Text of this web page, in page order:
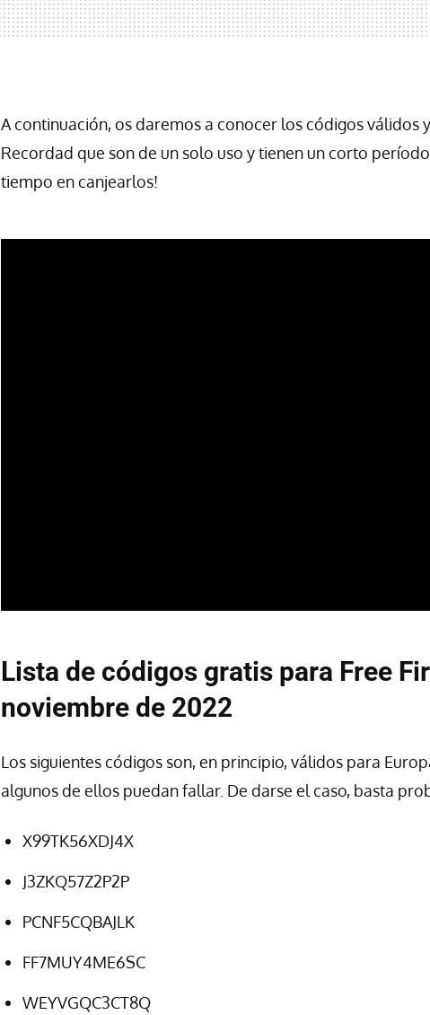
A continuación, os daremos a conocer los códigos válidos
Recordad que son de un solo uso y tienen un corto
tiempo en canjearlos!
Lista de códigos gratis para Free
noviembre de 2022
Los siguientes códigos son, en principio, válidos para
algunos de ellos puedan fallar. De darse el caso, basta
X99TK56XDJ4X
J3ZKQ57Z2P2P
PCNF5CQBAJLK
FF7MUY4ME6SC
WEYVGQC3CT8Q